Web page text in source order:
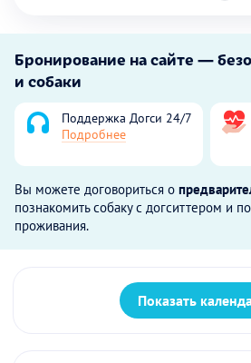
Бронирование на сайте —
и собаки
Поддержка Догси 24/7
Подробнее
Вы можете договориться о
познакомить собаку с догситтером и
проживания.
Показать